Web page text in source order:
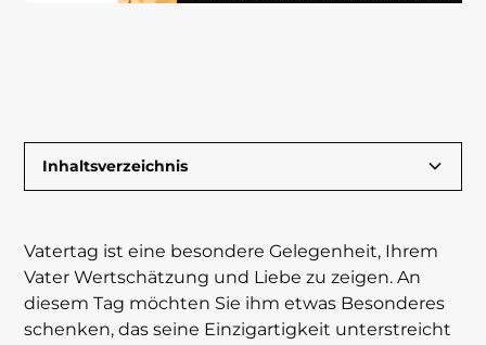
Inhaltsverzeichnis
zum Vatertag ein großartiges Geschenk?
Spielkarten?
Spielkarten geeignet?
personalisierten Spielkarten verwenden?
Vatertag ist eine besondere Gelegenheit, Ihrem
Vater Wertschätzung und Liebe zu zeigen. An
diesem Tag möchten Sie ihm etwas Besonderes
schenken, das seine Einzigartigkeit unterstreicht